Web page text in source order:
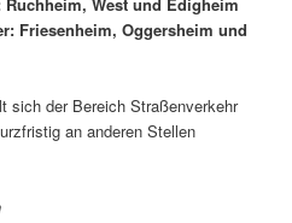
Friesenheim, Oggersheim und
sich der Bereich Straßenverkehr
an anderen Stellen